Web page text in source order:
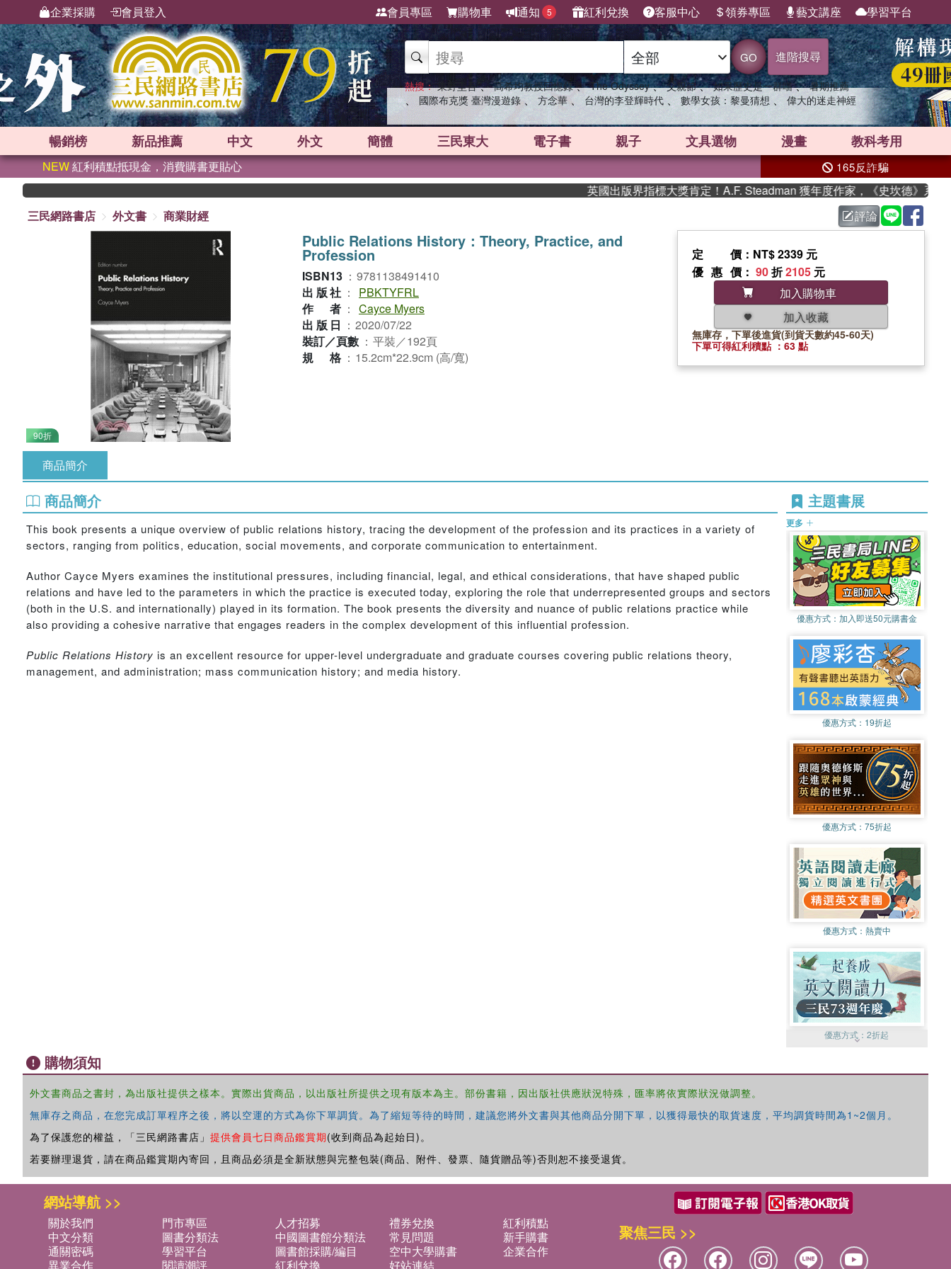
企業採購 會員登入 會員專區 購物車 通知 5 紅利兌換 客服中心 領券專區 藝文講座 學習平台
GO 進階搜尋
熱搜： 東野圭吾 、 高希均教授回憶錄 、 The Odyssey 、 父親節 、 如果歷史是一群喵 、 暑期推薦
、 國際布克獎 臺灣漫遊錄 、 方念華 、 台灣的李登輝時代 、 數學女孩：黎曼猜想 、 偉大的迷走神經
暢銷榜 新品推薦 中文 外文 簡體 三民東大 電子書 親子 文具選物 漫畫 教科考用
NEW紅利積點抵現金，消費購書更貼心 165反詐騙
英國出版界指標大獎肯定！A.F. Steadman 獲年度作家，《史坎德》系列帶你
三民網路書店
外文書 商業財經 評論
90折
Public Relations History：Theory, Practice, and
Profession
ISBN13 ： 9781138491410
出版社 ：
PBKTYFRL
作者 ： Cayce Myers
出版日 ： 2020/07/22
裝訂／頁數 ： 平裝／192頁
規格 ： 15.2cm*22.9cm (高/寬)
定價 ：NT$ 2339 元
優惠價 ： 90折2105 元
加入購物車
加入收藏
無庫存，下單後進貨(到貨天數約45-60天)
下單可得紅利積點 ：63 點
商品簡介
商品簡介
This book presents a unique overview of public relations history, tracing the development of the profession and its practices in a variety of
sectors, ranging from politics, education, social movements, and corporate communication to entertainment.
Author Cayce Myers examines the institutional pressures, including financial, legal, and ethical considerations, that have shaped public
relations and have led to the parameters in which the practice is executed today, exploring the role that underrepresented groups and sectors
(both in the U.S. and internationally) played in its formation. The book presents the diversity and nuance of public relations practice while
also providing a cohesive narrative that engages readers in the complex development of this influential profession.
Public Relations History is an excellent resource for upper-level undergraduate and graduate courses covering public relations theory,
management, and administration; mass communication history; and media history.
主題書展
更多
優惠方式： 加入即送50元購書金
優惠方式： 19折起
優惠方式： 75折起
優惠方式： 熱賣中
優惠方式：2折起
購物須知
外文書商品之書封，為出版社提供之樣本。實際出貨商品，以出版社所提供之現有版本為主。部份書籍，因出版社供應狀況特殊，匯率將依實際狀況做調整。
無庫存之商品，在您完成訂單程序之後，將以空運的方式為你下單調貨。為了縮短等待的時間，建議您將外文書與其他商品分開下單，以獲得最快的取貨速度，平均調貨時間為1~2個月。
為了保護您的權益，「三民網路書店」 提供會員七日商品鑑賞期(收到商品為起始日)。
若要辦理退貨，請在商品鑑賞期內寄回，且商品必須是全新狀態與完整包裝(商品、附件、發票、隨貨贈品等)否則恕不接受退貨。
網站導航 >>
關於我們 門市專區 人才招募 禮券兌換
紅利積點
中文分類
圖書分類法 中國圖書館分類法 常見問題
新手購書
通關密碼
學習平台 圖書館採購/編目 空中大學購書
企業合作
異業合作
閱讀潮評 紅利兌換 好站連結
聚焦三民 >>